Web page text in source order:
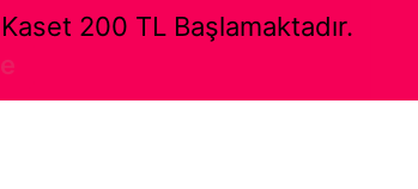
200 TL Başlamaktadır.